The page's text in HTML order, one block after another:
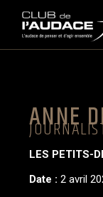
ANNE
LES PETITS-
Date : 2 avril